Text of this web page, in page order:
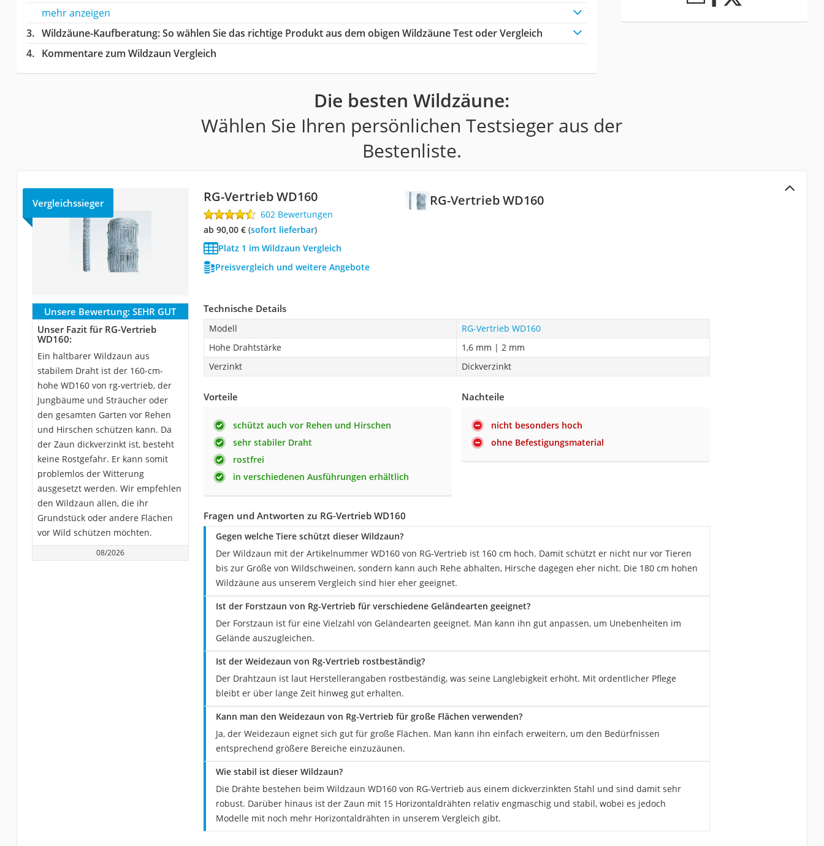
mehr anzeigen
Wildzäune-Kaufberatung: So wählen Sie das richtige Produkt aus dem obigen Wildzäune Test oder Vergleich
Kommentare zum Wildzaun Vergleich
Die besten Wildzäune:
Wählen Sie Ihren persönlichen Testsieger aus der
Bestenliste.
RG-Vertrieb WD160
Vergleichssieger RG-Vertrieb WD160
602 Bewertungen
ab 90,00 €( Sofort lieferbar)
Platz 1 im Wildzaun Vergleich
Preisvergleich und weitere Angebote
Unsere Bewertung: SEHR GUT
Unser Fazit für RG-Vertrieb
WD160:
Ein haltbarer Wildzaun aus
stabilem Draht ist der 160-cm-
hohe WD160 von rg-vertrieb, der
Jungbäume und Sträucher oder
den gesamten Garten vor Rehen
und Hirschen schützen kann. Da
der Zaun dickverzinkt ist, besteht
keine Rostgefahr. Er kann somit
problemlos der Witterung
ausgesetzt werden. Wir empfehlen
den Wildzaun allen, die ihr
Grundstück oder andere Flächen
vor Wild schützen möchten.
08/2026
Technische Details
Modell
RG-Vertrieb WD160
Hohe Drahtstärke
1,6 mm | 2 mm
Verzinkt
Dickverzinkt
Vorteile
schützt auch vor Rehen und Hirschen
sehr stabiler Draht
rostfrei
in verschiedenen Ausführungen erhältlich
Nachteile
nicht besonders hoch
ohne Befestigungsmaterial
Fragen und Antworten zu RG-Vertrieb WD160
Gegen welche Tiere schützt dieser Wildzaun?
Der Wildzaun mit der Artikelnummer WD160 von RG-Vertrieb ist 160 cm hoch. Damit schützt er nicht nur vor Tieren
bis zur Größe von Wildschweinen, sondern kann auch Rehe abhalten, Hirsche dagegen eher nicht. Die 180 cm hohen
Wildzäune aus unserem Vergleich sind hier eher geeignet.
Ist der Forstzaun von Rg-Vertrieb für verschiedene Geländearten geeignet?
Der Forstzaun ist für eine Vielzahl von Geländearten geeignet. Man kann ihn gut anpassen, um Unebenheiten im
Gelände auszugleichen.
Ist der Weidezaun von Rg-Vertrieb rostbeständig?
Der Drahtzaun ist laut Herstellerangaben rostbeständig, was seine Langlebigkeit erhöht. Mit ordentlicher Pflege
bleibt er über lange Zeit hinweg gut erhalten.
Kann man den Weidezaun von Rg-Vertrieb für große Flächen verwenden?
Ja, der Weidezaun eignet sich gut für große Flächen. Man kann ihn einfach erweitern, um den Bedürfnissen
entsprechend größere Bereiche einzuzäunen.
Wie stabil ist dieser Wildzaun?
Die Drähte bestehen beim Wildzaun WD160 von RG-Vertrieb aus einem dickverzinkten Stahl und sind damit sehr
robust. Darüber hinaus ist der Zaun mit 15 Horizontaldrähten relativ engmaschig und stabil, wobei es jedoch
Modelle mit noch mehr Horizontaldrähten in unserem Vergleich gibt.